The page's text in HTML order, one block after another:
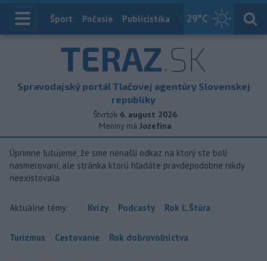
29°C
Index
Šport Počasie Publicistika Slovensko
TERAZ.SK
Spravodajský portál Tlačovej agentúry Slovenskej
republiky
Štvrtok 6. august 2026
Meniny má Jozefína
Úprimne ľutujeme, že sme nenašli odkaz na ktorý ste boli
nasmerovaní, ale stránka ktorú hľadáte pravdepodobne nikdy
neexistovala
Aktuálne témy: Kvízy Podcasty Rok Ľ.Štúra
Turizmus Cestovanie Rok dobrovoľníctva